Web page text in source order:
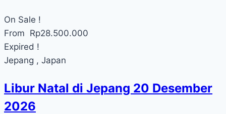
On Sale !
From Rp28.500.000
Expired !
Jepang , Japan
Libur Natal di Jepang 20 Desember
2026